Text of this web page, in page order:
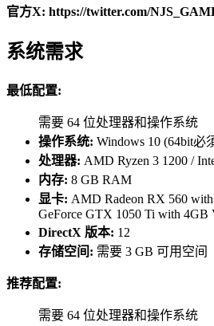
官方X: https://twitter.com/
系统需求
最低配置:
需要 64 位处理器和操作系统
操作系统: Windows 10 (64bit必
处理器: AMD Ryzen 3 1200 /
内存: 8 GB RAM
显卡: AMD Radeon RX 560
GeForce GTX 1050 Ti with
DirectX 版本: 12
存储空间: 需要 3 GB 可用空间
推荐配置:
需要 64 位处理器和操作系统